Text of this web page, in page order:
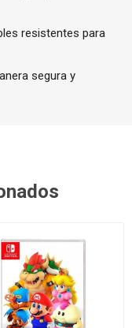
resistentes para
segura y